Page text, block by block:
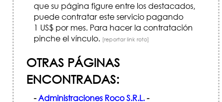
que su página figure entre los destacados,
puede contratar este servicio pagando
1 US$ por mes. Para hacer la contratación
pinche el vínculo. [reportar link roto]
OTRAS PÁGINAS
ENCONTRADAS:
-Administraciones Roco S.R.L.-